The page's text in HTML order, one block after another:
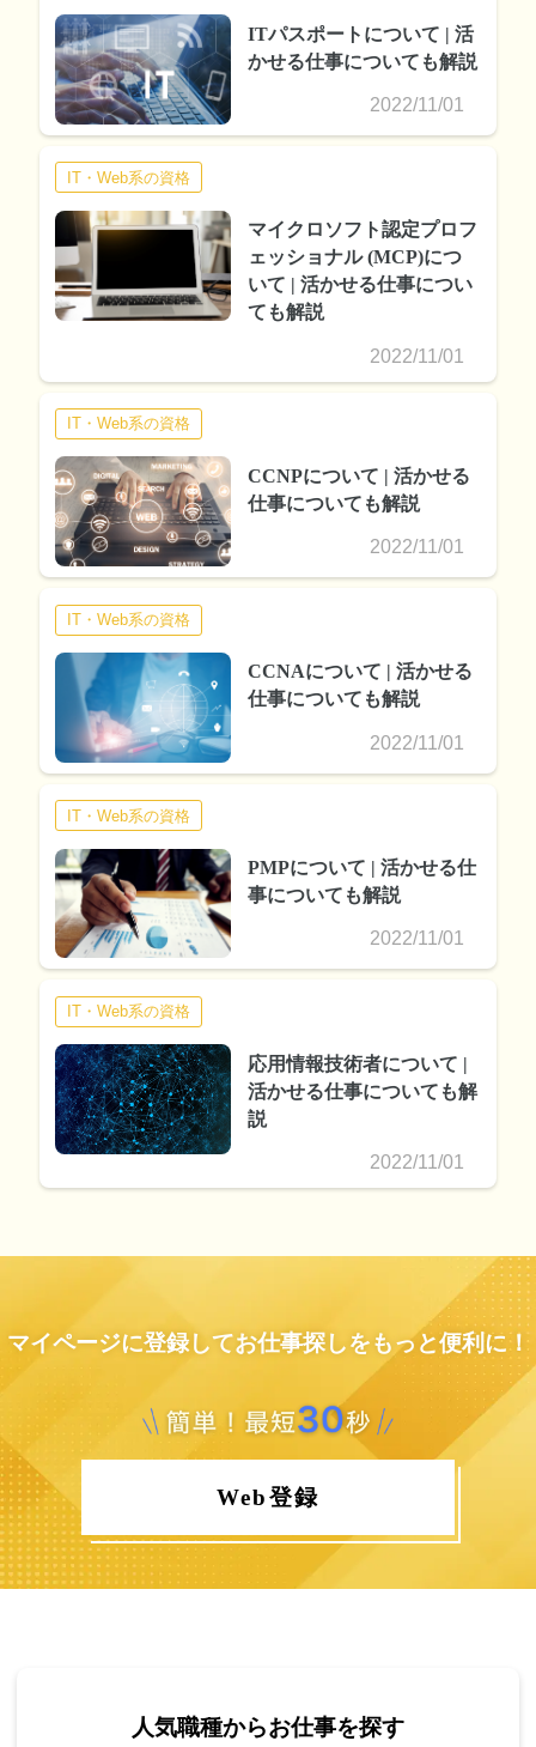
ITパスポートについて | 活
かせる仕事についても解説
2022/11/01
IT・Web系の資格
マイクロソフト認定プロフ
ェッショナル (MCP)につ
いて | 活かせる仕事につい
ても解説
2022/11/01
IT・Web系の資格
CCNPについて | 活かせる
仕事についても解説
2022/11/01
IT・Web系の資格
CCNAについて | 活かせる
仕事についても解説
2022/11/01
IT・Web系の資格
PMPについて | 活かせる仕
事についても解説
2022/11/01
IT・Web系の資格
応用情報技術者について |
活かせる仕事についても解
説
2022/11/01
マイページに登録してお仕事探しをもっと便利に！
Web登録
人気職種からお仕事を探す